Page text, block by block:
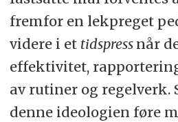
fremfor en lekpreget
videre i et tidspress når
effektivitet,
av rutiner og regelverk.
denne ideologien føre